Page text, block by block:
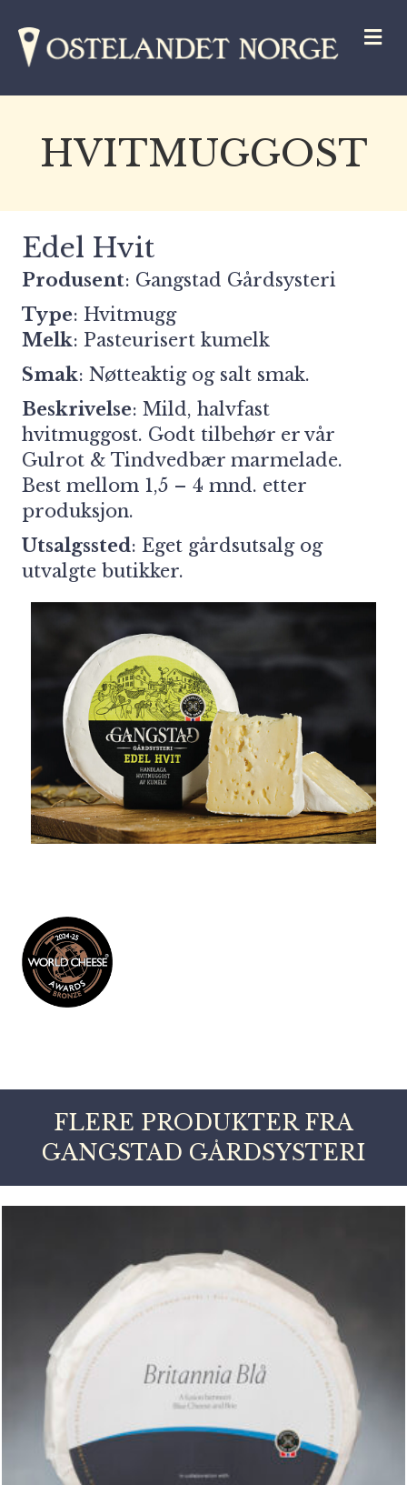
HVITMUGGOST
Edel Hvit
Produsent: Gangstad Gårdsysteri
Type: Hvitmugg
Melk: Pasteurisert kumelk
Smak: Nøtteaktig og salt smak.
Beskrivelse: Mild, halvfast
hvitmuggost. Godt tilbehør er vår
Gulrot & Tindvedbær marmelade.
Best mellom 1,5 – 4 mnd. etter
produksjon.
Utsalgssted: Eget gårdsutsalg og
utvalgte butikker.
FLERE PRODUKTER FRA
GANGSTAD GÅRDSYSTERI